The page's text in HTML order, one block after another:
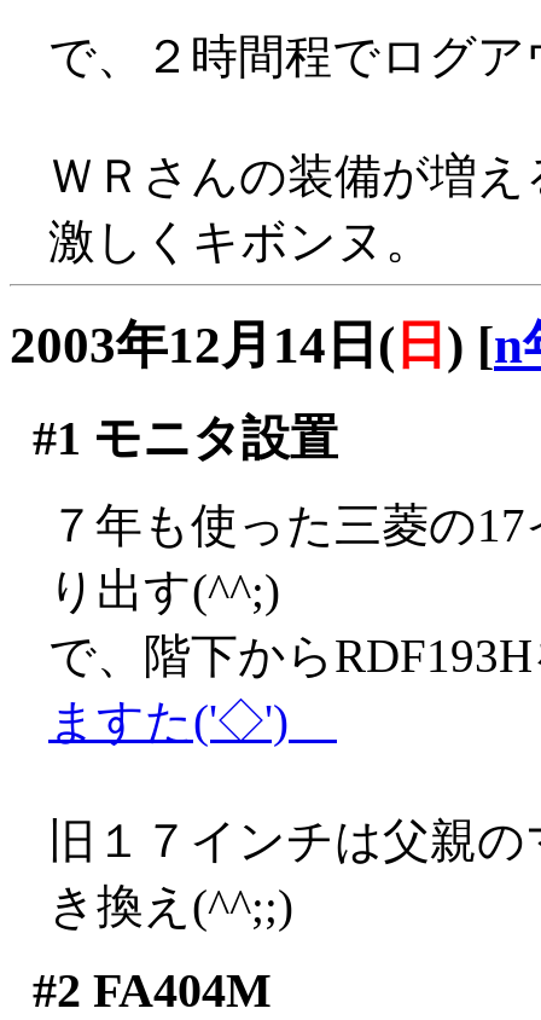
で、２時間程でログア
ＷＲさんの装備が増
激しくキボンヌ。
2003年12月14日( 日 ) [n
#1 モニタ設置
７年も使った三菱の
り出す(^^;)
で、階下から
ますた('◇')ゞ
旧１７インチは父親
き換え(^^;;)
#2 FA404M